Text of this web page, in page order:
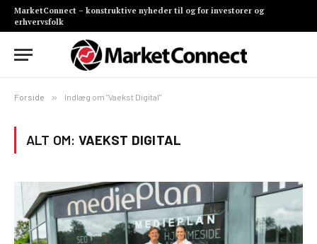
MarketConnect – konstruktive nyheder til og for investorer og
erhvervsfolk
Forside » Indlæg om "Vaekst Digital"
ALT OM: VAEKST DIGITAL